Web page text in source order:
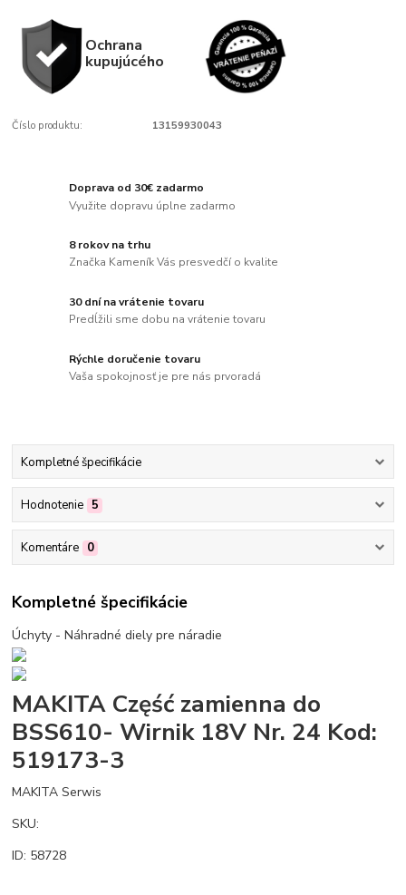
Ochrana
kupujúcého
Číslo produktu: 13159930043
Doprava od 30€ zadarmo
Využite dopravu úplne zadarmo
8 rokov na trhu
Značka Kameník Vás presvedčí o kvalite
30 dní na vrátenie tovaru
Predĺžili sme dobu na vrátenie tovaru
Rýchle doručenie tovaru
Vaša spokojnosť je pre nás prvoradá
Kompletné špecifikácie
Hodnotenie 5
Komentáre 0
Kompletné špecifikácie
Úchyty - Náhradné diely pre náradie
MAKITA Część zamienna do
BSS610- Wirnik 18V Nr. 24 Kod:
519173-3
MAKITA Serwis
SKU:
ID: 58728